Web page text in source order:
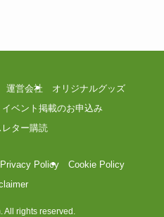
運営会社
オリジナルグッズ
イベント掲載のお申込み
レター購読
Privacy Policy
Cookie Policy
All rights reserved.